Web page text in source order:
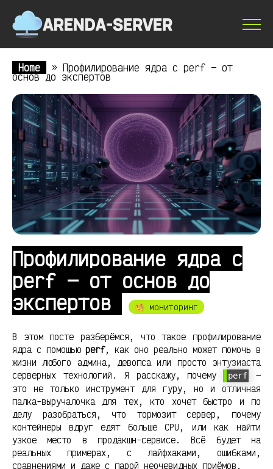
Home » Профилирование ядра с perf — от
основ до экспертов
Профилирование ядра с
perf — от основ до
экспертов
🧐 мониторинг
В этом посте разберёмся, что такое профилирование
ядра с помощью perf, как оно реально может помочь в
жизни любого админа, девопса или просто энтузиаста
серверных технологий. Я расскажу, почему
perf
—
это не только инструмент для гуру, но и отличная
палка-выручалочка для тех, кто хочет быстро и по
делу разобраться, что тормозит сервер, почему
контейнеры вдруг едят больше CPU, или как найти
узкое место в продакшн-сервисе. Всё будет на
реальных примерах, с лайфхаками, ошибками,
сравнениями и даже с парой неочевидных приёмов.